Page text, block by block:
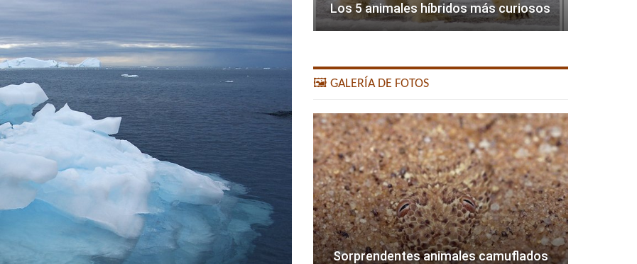
Los 5 animales híbridos más curiosos
🖼️ GALERÍA DE FOTOS
Sorprendentes animales camuflados